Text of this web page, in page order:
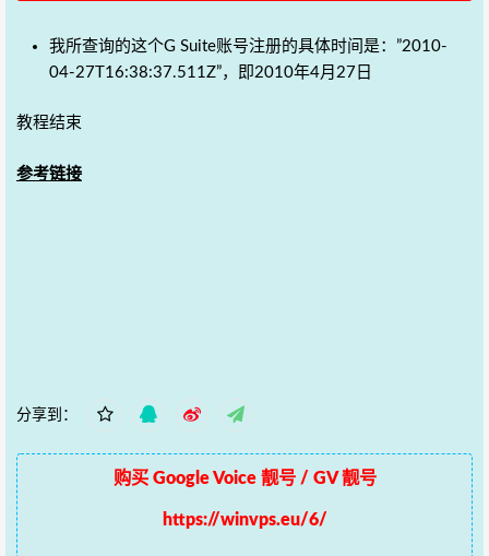
我所查询的这个G Suite账号注册的具体时间是：”2010-
04-27T16:38:37.511Z”，即2010年4月27日
教程结束
参考链接
分享到：
购买 Google Voice 靓号 / GV 靓号
https://winvps.eu/6/